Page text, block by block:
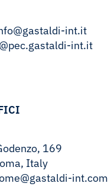
int.it
int.it
169
Italy
int.com